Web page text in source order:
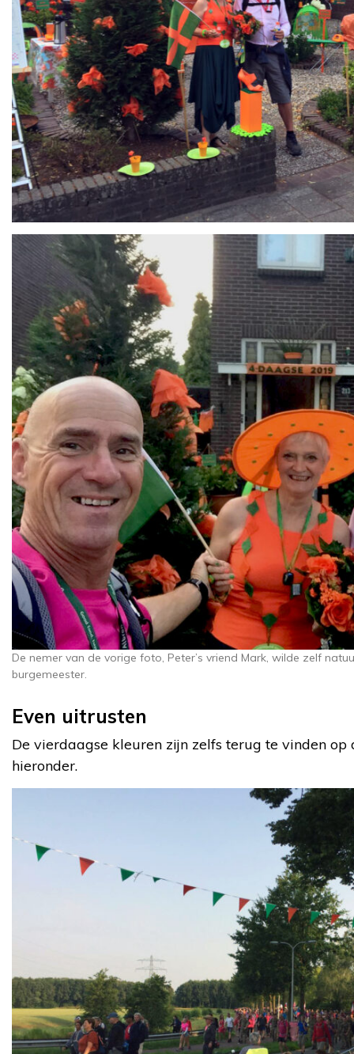
De nemer van de vorige foto, Peter’s vriend Mark, wilde zelf
burgemeester.
Even uitrusten
De vierdaagse kleuren zijn zelfs terug te vinden
hieronder.